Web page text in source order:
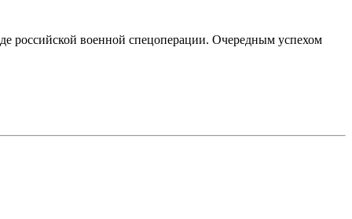
российской военной спецоперации. Очередным успехом